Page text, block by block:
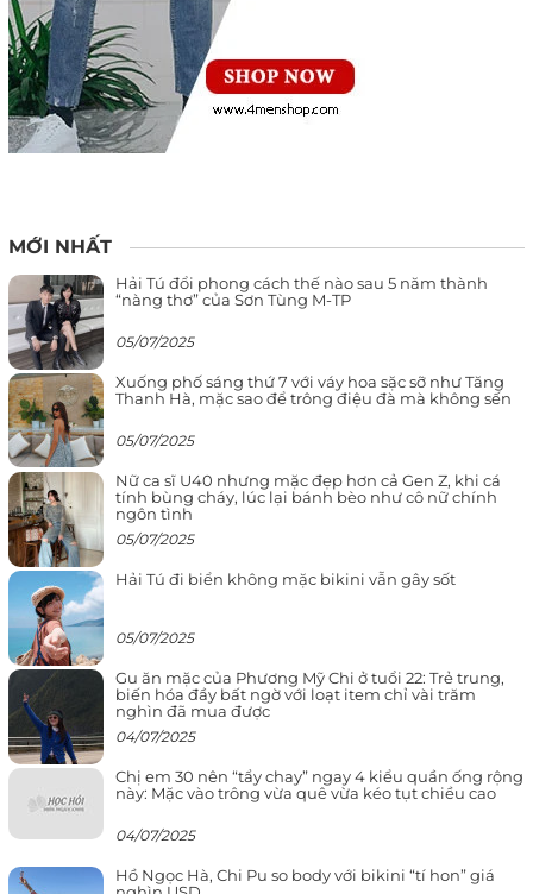
MỚI NHẤT
Hải Tú đổi phong cách thế nào sau 5 năm thành
“nàng thơ” của Sơn Tùng M-TP
05/07/2025
Xuống phố sáng thứ 7 với váy hoa sặc sỡ như Tăng
Thanh Hà, mặc sao để trông điệu đà mà không sến
05/07/2025
Nữ ca sĩ U40 nhưng mặc đẹp hơn cả Gen Z, khi cá
tính bùng cháy, lúc lại bánh bèo như cô nữ chính
ngôn tình
05/07/2025
Hải Tú đi biển không mặc bikini vẫn gây sốt
05/07/2025
Gu ăn mặc của Phương Mỹ Chi ở tuổi 22: Trẻ trung,
biến hóa đầy bất ngờ với loạt item chỉ vài trăm
nghìn đã mua được
04/07/2025
Chị em 30 nên “tẩy chay” ngay 4 kiểu quần ống rộng
này: Mặc vào trông vừa quê vừa kéo tụt chiều cao
04/07/2025
Hồ Ngọc Hà, Chi Pu so body với bikini “tí hon” giá